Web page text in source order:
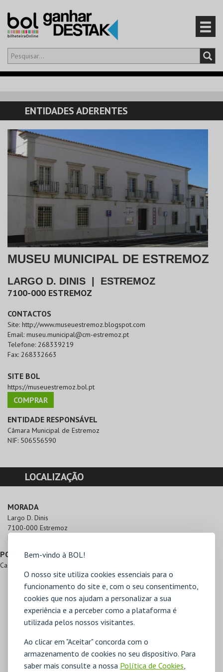
Bem-vindo à BOL!
O nosso site utiliza cookies essenciais para o
funcionamento do site e, com o seu consentimento,
cookies que nos ajudam a personalizar a sua
experiência e a perceber como a plataforma é
utilizada pelos nossos visitantes.
Ao clicar em "Aceitar" concorda com o
armazenamento de cookies no seu dispositivo. Para
saber mais consulte a nossa Política de Cookies,
Olá,iniciar sessão
CARRINHO
EVENTOS
CARTÕES
PRODUTOS
ENTIDADES ADERENTES
MUSEU MUNICIPAL DE ESTREMOZ
LARGO D. DINIS ESTREMOZ
7100-000 ESTREMOZ
CONTACTOS
Site: http://www.museuestremoz.blogspot.com
Email: museu.municipal@cm-estremoz.pt
Telefone: 268339219
Fax: 268332663
SITE BOL
https://museuestremoz.bol.pt
COMPRAR
ENTIDADE RESPONSÁVEL
Câmara Municipal de Estremoz
NIF: 506556590
LOCALIZAÇÃO
MORADA
Largo D. Dinis
7100-000 Estremoz
Direcções para Museu M. de Estremoz
PONTOS DE REFERÊNCIA
Castelo de Estremoz